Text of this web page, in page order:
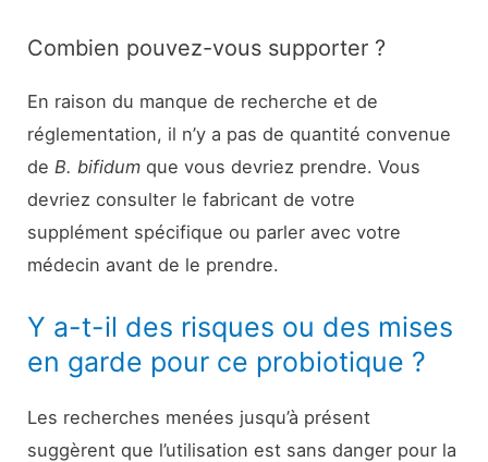
Combien pouvez-vous supporter ?
En raison du manque de recherche et de
réglementation, il n’y a pas de quantité convenue
de B. bifidum que vous devriez prendre. Vous
devriez consulter le fabricant de votre
supplément spécifique ou parler avec votre
médecin avant de le prendre.
Y a-t-il des risques ou des mises
en garde pour ce probiotique ?
Les recherches menées jusqu’à présent
suggèrent que l’utilisation est sans danger pour la